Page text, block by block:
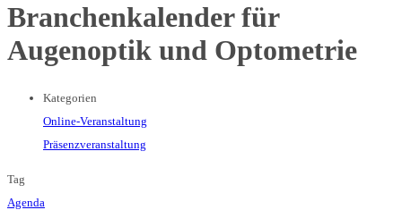
Branchenkalender für
Augenoptik und Optometrie
Kategorien
Online-Veranstaltung
Präsenzveranstaltung
Tag
Agenda